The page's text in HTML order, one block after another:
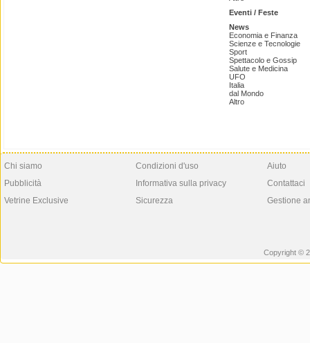
Eventi / Feste
News
Economia e Finanza
Scienze e Tecnologie
Sport
Spettacolo e Gossip
Salute e Medicina
UFO
Italia
dal Mondo
Altro
Chi siamo
Pubblicità
Vetrine Exclusive
Condizioni d'uso
Informativa sulla privacy
Sicurezza
Aiuto
Contattaci
Gestione
Copyright ©